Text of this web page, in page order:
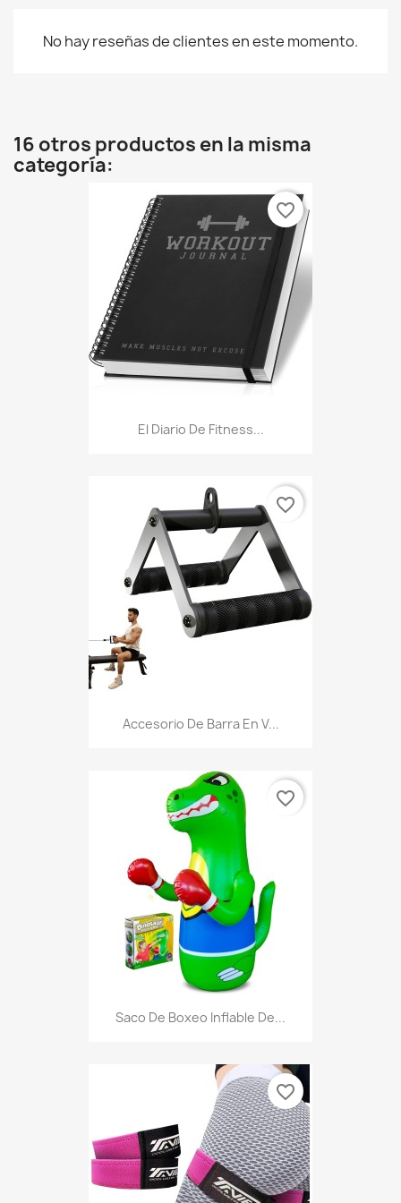
No hay reseñas de clientes en este momento.
16 otros productos en la misma
categoría:
El Diario De Fitness...
favorite_border
Accesorio De Barra En V...
favorite_border
Saco De Boxeo Inflable De...
favorite_border
favorite_border